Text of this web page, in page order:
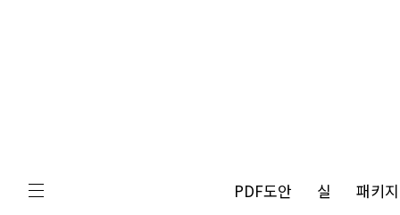
PDF도안 실 패키지